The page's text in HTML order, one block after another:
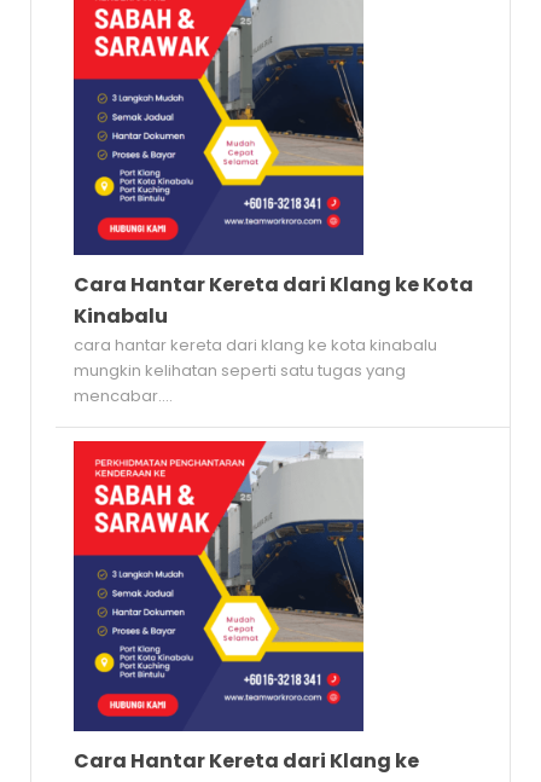
Cara Hantar Kereta dari Klang ke Kota
Kinabalu
cara hantar kereta dari klang ke kota kinabalu
mungkin kelihatan seperti satu tugas yang
mencabar....
Cara Hantar Kereta dari Klang ke